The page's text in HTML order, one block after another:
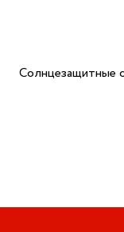
Солнцезащитные